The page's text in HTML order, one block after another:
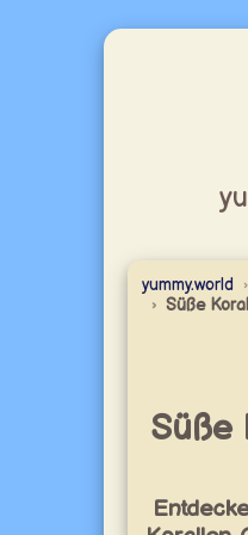
yummy.world
Süße
Süße